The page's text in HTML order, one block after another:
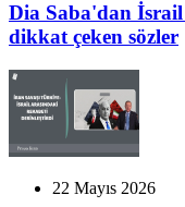
Dia Saba'dan İsrail
dikkat çeken sözler
22 Mayıs 2026